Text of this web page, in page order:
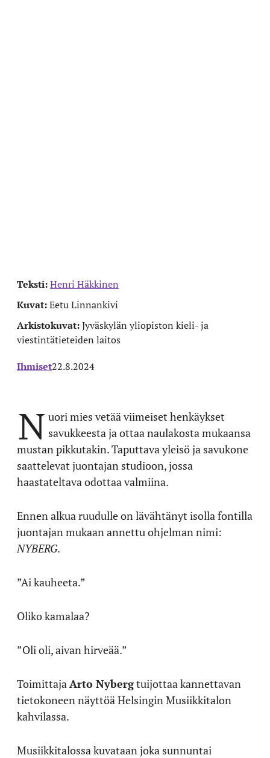
Teksti:Henri Häkkinen
Kuvat:Eetu Linnankivi
Arkistokuvat:Jyväskylän yliopiston kieli- ja
viestintätieteiden laitos
Ihmiset22.8.2024
N uori mies vetää viimeiset henkäykset
savukkeesta ja ottaa naulakosta mukaansa
mustan pikkutakin. Taputtava yleisö ja savukone
saattelevat juontajan studioon, jossa
haastateltava odottaa valmiina.
Ennen alkua ruudulle on lävähtänyt isolla fontilla
juontajan mukaan annettu ohjelman nimi:
NYBERG.
”Ai kauheeta.”
Oliko kamalaa?
”Oli oli, aivan hirveää.”
ToimittajaArto Nybergtuijottaa kannettavan
tietokoneen näyttöä Helsingin Musiikkitalon
kahvilassa.
Musiikkitalossa kuvataan joka sunnuntai